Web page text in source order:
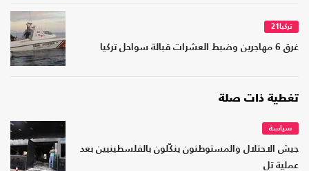
تركيا21
غرق 6 مهاجرين وضبط العشرات قبالة سواحل تركيا
تغطية ذات صلة
سياسة
جيش الاحتلال والمستوطنون ينكّلون بالفلسطينيين بعد
عملية تل